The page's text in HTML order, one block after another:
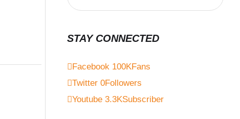
STAY CONNECTED
Facebook 100KFans
Twitter 0Followers
Youtube 3.3KSubscriber